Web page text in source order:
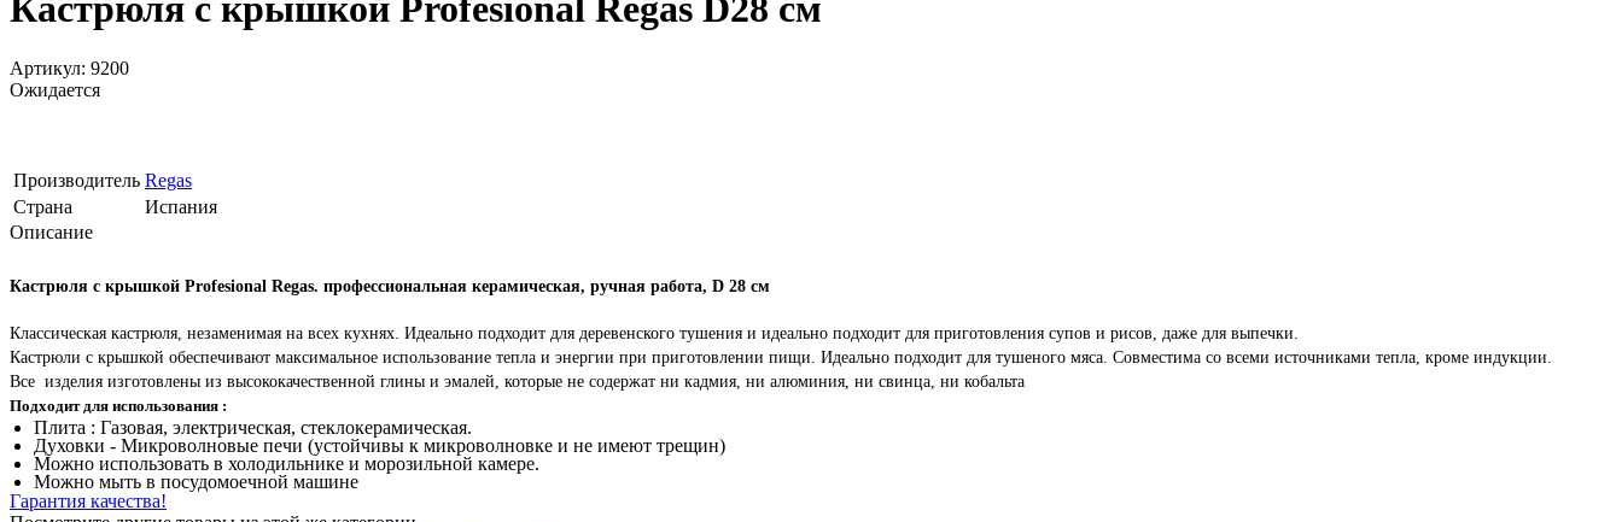
Кастрюля с крышкой Profesional Regas D28 см
Артикул: 9200
Ожидается
Производитель Regas
Страна
Испания
Описание
Кастрюля с крышкой Profesional Regas. профессиональная керамическая, ручная работа, D 28 см
Классическая кастрюля, незаменимая на всех кухнях. Идеально подходит для деревенского тушения и идеально подходит для приготовления супов и рисов, даже для выпечки.
Кастрюли с крышкой обеспечивают максимальное использование тепла и энергии при приготовлении пищи. Идеально подходит для тушеного мяса. Совместима со всеми источниками тепла, кроме индукции.
Все изделия изготовлены из высококачественной глины и эмалей, которые не содержат ни кадмия, ни алюминия, ни свинца, ни кобальта
Подходит для использования :
Плита : Газовая, электрическая, стеклокерамическая.
Духовки - Микроволновые печи (устойчивы к микроволновке и не имеют трещин)
Можно использовать в холодильнике и морозильной камере.
Можно мыть в посудомоечной машине
Гарантия качества!